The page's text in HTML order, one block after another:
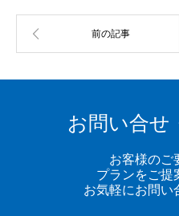
お問い合せ
お客様のご
プランをご提
お気軽にお問い